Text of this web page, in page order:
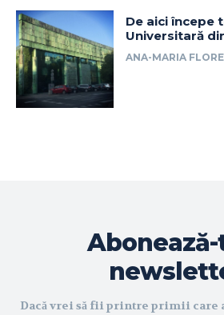
De aici începe
Universitară
ANA-MARIA
Dacă vrei să fii printre primii care